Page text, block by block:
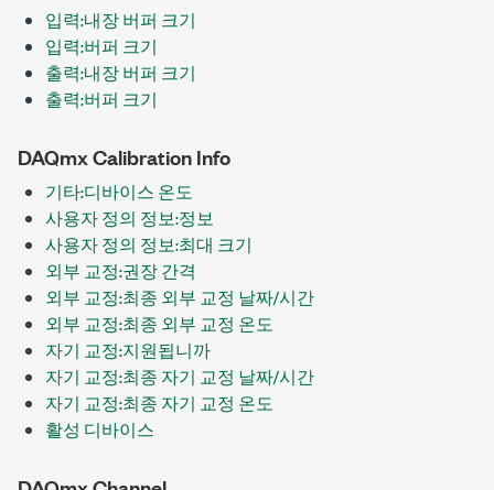
입력:내장 버퍼 크기
입력:버퍼 크기
출력:내장 버퍼 크기
출력:버퍼 크기
DAQmx Calibration Info
기타:디바이스 온도
사용자 정의 정보:정보
사용자 정의 정보:최대 크기
외부 교정:권장 간격
외부 교정:최종 외부 교정 날짜/시간
외부 교정:최종 외부 교정 온도
자기 교정:지원됩니까
자기 교정:최종 자기 교정 날짜/시간
자기 교정:최종 자기 교정 온도
활성 디바이스